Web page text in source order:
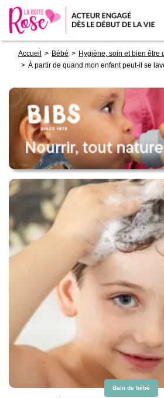
d'Ariane
Accueil Bébé Hygiène, soin et bien être
À partir de quand mon enfant peut-il se
Bain de bébé